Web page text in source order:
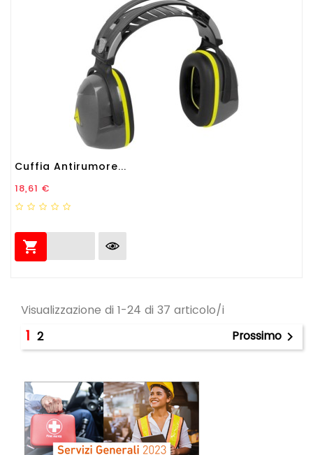
Cuffia Antirumore...
Prezzo
18,61 €

Visualizzazione di 1-24 di 37 articolo/i
1 2 Prossimo 